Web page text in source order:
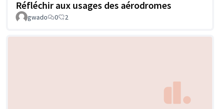
Réfléchir aux usages des aérodromes
gwado 0 2